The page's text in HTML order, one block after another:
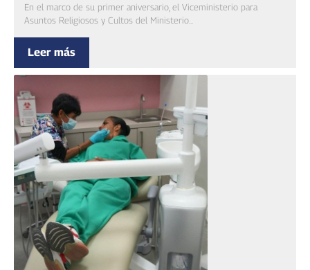
En el marco de su primer aniversario, el Viceministerio para
Asuntos Religiosos y Cultos del Ministerio...
Leer más